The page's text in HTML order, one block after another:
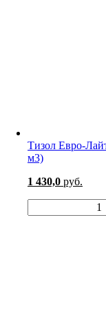
Тизол Евро-
м3)
1 430,0 руб.